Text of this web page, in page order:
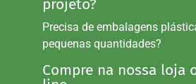
projeto?
Precisa de embalagens
pequenas quantidades?
Compre na nossa loja